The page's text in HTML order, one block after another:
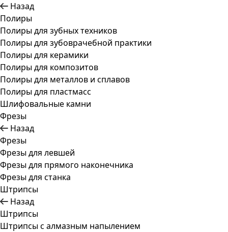
Назад
Полиры
Полиры для зубных техников
Полиры для зубоврачебной практики
Полиры для керамики
Полиры для композитов
Полиры для металлов и сплавов
Полиры для пластмасс
Шлифовальные камни
Фрезы
Назад
Фрезы
Фрезы для левшей
Фрезы для прямого наконечника
Фрезы для станка
Штрипсы
Назад
Штрипсы
Штрипсы c алмазным напылением